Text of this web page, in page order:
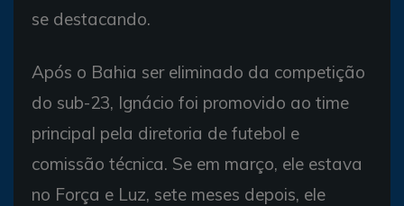
se destacando.
Após o Bahia ser eliminado da competição
do sub-23, Ignácio foi promovido ao time
principal pela diretoria de futebol e
comissão técnica. Se em março, ele estava
no Força e Luz, sete meses depois, ele